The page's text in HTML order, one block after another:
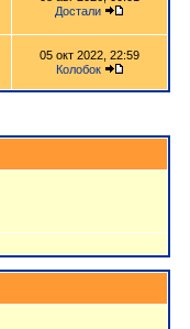
Достали
05 окт 2022, 22:59
Колобок